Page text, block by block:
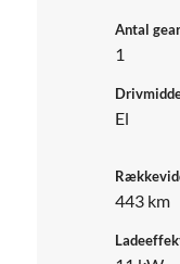
Antal gear
1
El
443 km